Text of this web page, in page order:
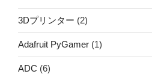
3Dプリンター (2)
Adafruit PyGamer (1)
ADC (6)